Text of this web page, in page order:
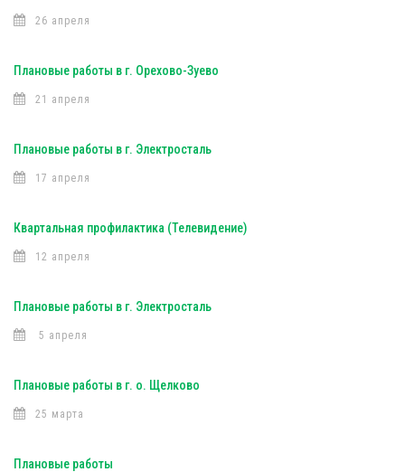
26 апреля
Плановые работы в г. Орехово-Зуево
21 апреля
Плановые работы в г. Электросталь
17 апреля
Квартальная профилактика (Телевидение)
12 апреля
Плановые работы в г. Электросталь
5 апреля
Плановые работы в г. о. Щелково
25 марта
Плановые работы